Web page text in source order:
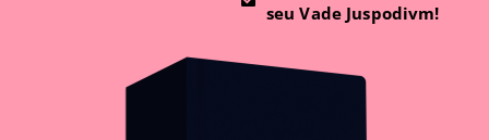
seu Vade Juspodivm!